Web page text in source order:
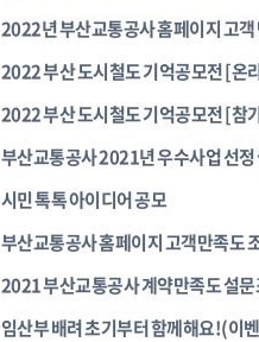
2022년 부산교통공사 홈페이지 고객
2022 부산 도시철도 기억공모전 [온
2022 부산 도시철도 기억공모전 [참
부산교통공사 2021년 우수사업 선
시민 톡톡 아이디어 공모
부산교통공사 홈페이지 고객만족도
2021 부산교통공사 계약만족도 설
임산부 배려 초기부터 함께해요!(이